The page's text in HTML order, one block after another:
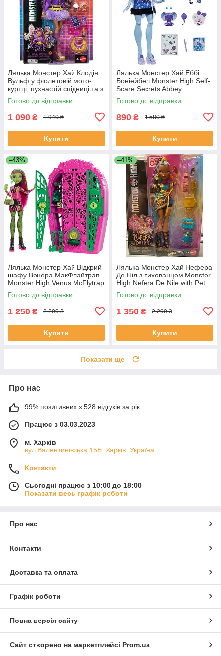
Лялька Монстер Хай Клодін
Вульф у фіолетовій мото-
куртці, пухнастій спідниці та з
вихованцем Crescent ‎JHK30
Готово до відправки
1 090 ₴ 1 940 ₴
Купити
Лялька Монстер Хай Еббі
Боніейбел Monster High Self-
Scare Secrets Abbey
Bominable Doll JHK44
Готово до відправки
890 ₴ 1 580 ₴
Купити
–43%
Лялька Монстер Хай Відкрий
шафу Венера МакФлайтрап
Monster High Venus McFlytrap
Skulltimate Secrets Doll Hyt71
Готово до відправки
1 250 ₴ 2 200 ₴
Купити
–41%
Лялька Монстер Хай Нефера
Де Ніл з вихованцем Monster
High Nefera De Nile with Pet
Готово до відправки
1 350 ₴ 2 290 ₴
Купити
Показати ще
Про нас
99% позитивних з 528 відгуків за рік
Працює з 03.03.2023
м. Харків
вул Валентинівська 15Б, Харків, Україна
Контакти
Сьогодні працює з 10:00 до 18:00
Показати весь графік роботи
Про нас
Контакти
Доставка та оплата
Графік роботи
Повна версія сайту
Сайт створено на маркетплейсі Prom.ua